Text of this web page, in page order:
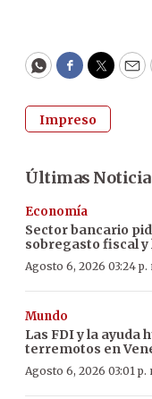
WhatsApp
Facebook
Impreso
Últimas
Economía
Sector bancario
sobregasto fiscal
Agosto 6, 2026 03:24 p.
Mundo
Las FDI y la ayuda
terremotos en
Agosto 6, 2026 03:01 p.